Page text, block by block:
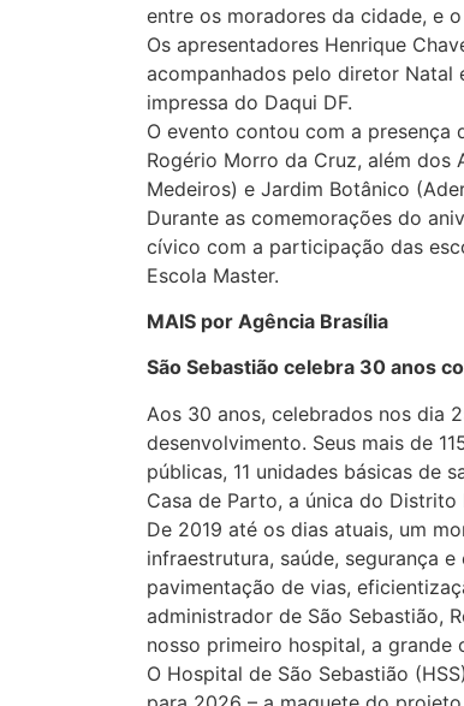
entre os moradores da cidade, e
Os apresentadores Henrique
acompanhados pelo diretor Natal
impressa do Daqui DF.
O evento contou com a
Rogério Morro da Cruz, além dos
Medeiros) e Jardim Botânico
Durante as comemorações do
cívico com a participação das
Escola Master.
MAIS por Agência Brasília
São Sebastião celebra 30 anos
Aos 30 anos, celebrados nos dia
desenvolvimento. Seus mais de
públicas, 11 unidades básicas de
Casa de Parto, a única do
‌De 2019 até os dias atuais, um
infraestrutura, saúde, segurança
pavimentação de vias,
administrador de São Sebastião,
nosso primeiro hospital, a grande
O Hospital de São Sebastião